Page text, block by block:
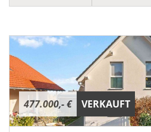
477.000,- € VERKAUFT